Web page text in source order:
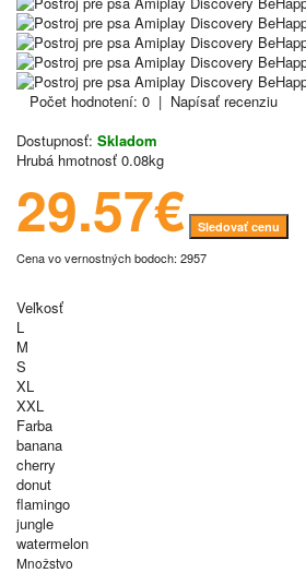
Počet hodnotení: 0 | Napísať recenziu
Dostupnosť: Skladom
Hrubá hmotnosť 0.08kg
29.57€ Sledovať cenu
Cena vo vernostných bodoch: 2957
Veľkosť
L
M
S
XL
XXL
Farba
banana
cherry
donut
flamingo
jungle
watermelon
Množstvo